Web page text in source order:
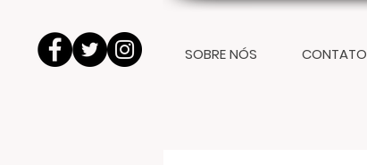
SOBRE NÓS CONTATO